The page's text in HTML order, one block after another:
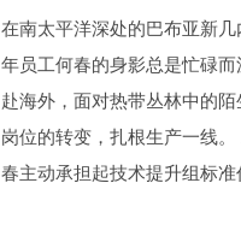
在南太平洋深处的巴布亚新
年员工何春的身影总是忙碌
赴海外，面对热带丛林中的
岗位的转变，扎根生产一线
春主动承担起技术提升组标